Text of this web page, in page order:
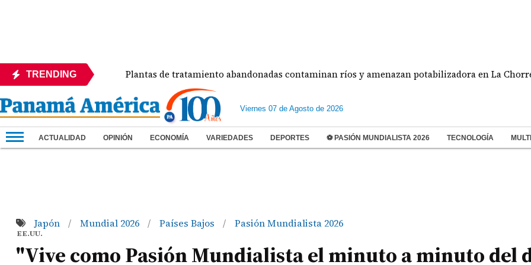
TRENDING
del Día Plantas de tratamiento abandonadas contaminan ríos y amenazan potabilizadora en La Chorrera
Viernes 07 de Agosto de 2026
ACTUALIDAD OPINIÓN ECONOMÍA VARIEDADES DEPORTES ⚽ PASIÓN MUNDIALISTA 2026 TECNOLOGÍA
Japón / Mundial 2026 / Países Bajos / Pasión Mundialista 2026
EE.UU.
"Vive como Pasión Mundialista el minuto a minuto del